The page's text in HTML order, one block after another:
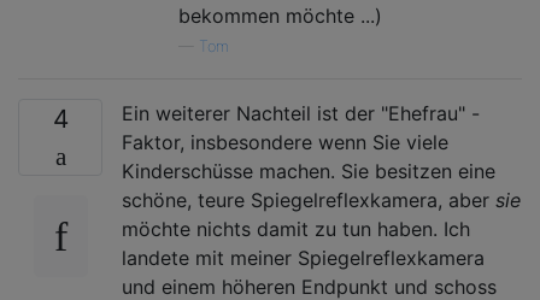
bekommen möchte ...)
Tom
4
Ein weiterer Nachteil ist der "Ehefrau" -
Faktor, insbesondere wenn Sie viele
Kinderschüsse machen. Sie besitzen eine
schöne, teure Spiegelreflexkamera, aber sie
möchte nichts damit zu tun haben. Ich
landete mit meiner Spiegelreflexkamera
und einem höheren Endpunkt und schoss